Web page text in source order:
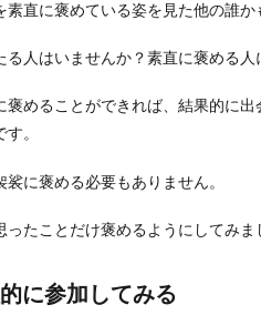
素直に褒めている姿を見た他の誰か
人はいませんか？素直に褒める人
褒めることができれば、結果的に
。
に褒める必要もありません。
ったことだけ褒めるようにしてみま
に参加してみる